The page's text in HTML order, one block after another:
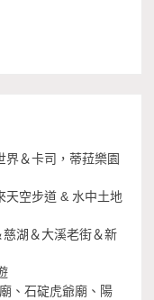
界＆卡司，蒂菈樂園
天空步道 & 水中土地
湖＆大溪老街＆新
、石碇虎爺廟、陽